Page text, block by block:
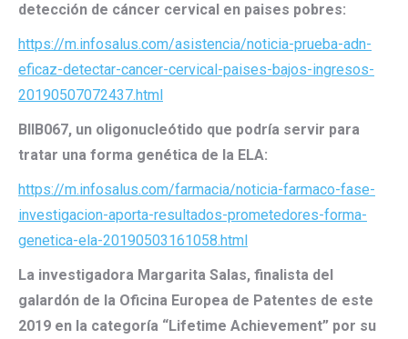
detección de cáncer cervical en paises pobres:
https://m.infosalus.com/asistencia/noticia-prueba-adn-
eficaz-detectar-cancer-cervical-paises-bajos-ingresos-
20190507072437.html
BIIB067, un oligonucleótido que podría servir para
tratar una forma genética de la ELA:
https://m.infosalus.com/farmacia/noticia-farmaco-fase-
investigacion-aporta-resultados-prometedores-forma-
genetica-ela-20190503161058.html
La investigadora Margarita Salas, finalista del
galardón de la Oficina Europea de Patentes de este
2019 en la categoría “Lifetime Achievement” por su